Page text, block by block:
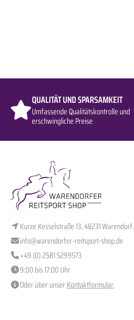
QUALITÄT UND SPARSAMKEIT
Umfassende Qualitätskontrolle und
erschwingliche Preise
Kurze Kesselstraße 13, 48231 Warendorf
info@warendorfer-reitsport-shop.de
+49 (0) 2581 5299573
9:00 bis 17:00 Uhr
Oder über unserKontaktformular.